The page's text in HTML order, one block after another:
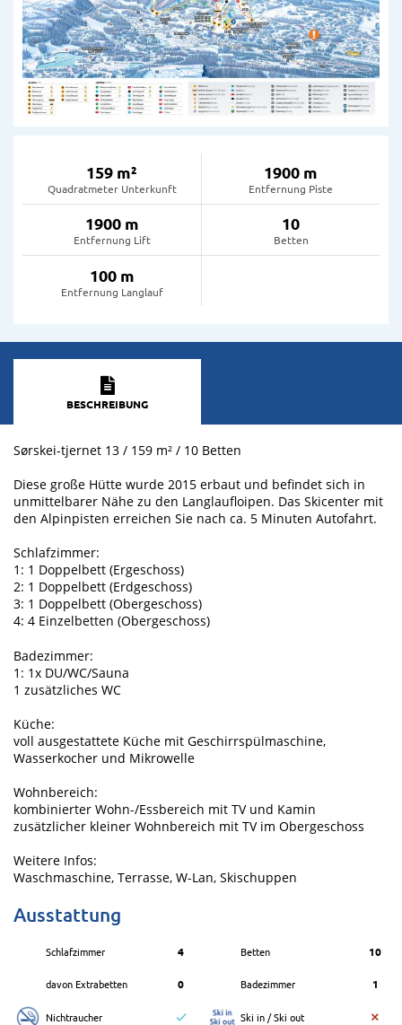
159 m²
Quadratmeter Unterkunft
1900 m
Entfernung Piste
1900 m
Entfernung Lift
10
Betten
100 m
Entfernung Langlauf
BESCHREIBUNG
Sørskei-tjernet 13 / 159 m² / 10 Betten
Diese große Hütte wurde 2015 erbaut und befindet sich in
unmittelbarer Nähe zu den Langlaufloipen. Das Skicenter mit
den Alpinpisten erreichen Sie nach ca. 5 Minuten Autofahrt.
Schlafzimmer:
1: 1 Doppelbett (Ergeschoss)
2: 1 Doppelbett (Erdgeschoss)
3: 1 Doppelbett (Obergeschoss)
4: 4 Einzelbetten (Obergeschoss)
Badezimmer:
1: 1x DU/WC/Sauna
1 zusätzliches WC
Küche:
voll ausgestattete Küche mit Geschirrspülmaschine,
Wasserkocher und Mikrowelle
Wohnbereich:
kombinierter Wohn-/Essbereich mit TV und Kamin
zusätzlicher kleiner Wohnbereich mit TV im Obergeschoss
Weitere Infos:
Waschmaschine, Terrasse, W-Lan, Skischuppen
Ausstattung
Schlafzimmer 4 Betten 10
davon Extrabetten 0 Badezimmer 1
Nichtraucher Ski in / Ski out